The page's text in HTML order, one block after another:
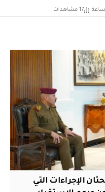
17 مشاهدات
الإجراءات التي